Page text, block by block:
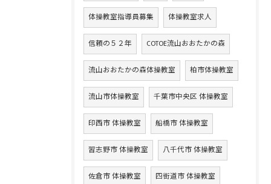
体操教室指導員募集 体操教室求人
信頼の５２年 COTOE流山おおたかの森
流山おおたかの森体操教室 柏市体操教室
流山市体操教室 千葉市中央区 体操教室
印西市 体操教室 船橋市 体操教室
習志野市 体操教室 八千代市 体操教室
佐倉市 体操教室 四街道市 体操教室